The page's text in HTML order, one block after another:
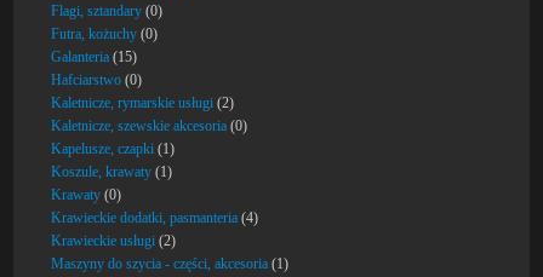
Flagi, sztandary (0)
Futra, kożuchy (0)
Galanteria (15)
Hafciarstwo (0)
Kaletnicze, rymarskie usługi (2)
Kaletnicze, szewskie akcesoria (0)
Kapelusze, czapki (1)
Koszule, krawaty (1)
Krawaty (0)
Krawieckie dodatki, pasmanteria (4)
Krawieckie usługi (2)
Maszyny do szycia - części, akcesoria (1)